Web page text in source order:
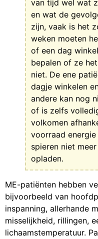
van tijd wel wat
en wat de
zijn, vaak is het
weken moeten
of een dag
bepalen of ze
niet. De ene
dagje winkelen
andere kan nog
of is zelfs
volkomen
voorraad
spieren niet
opladen.
ME-patiënten hebben
bijvoorbeeld van
inspanning, allerhande
misselijkheid, rillingen,
lichaamstemperatuur.